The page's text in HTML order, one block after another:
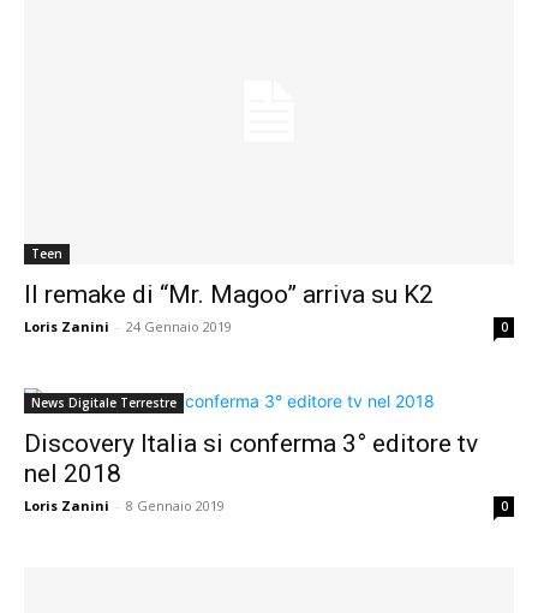
Teen
Il remake di “Mr. Magoo” arriva su K2
Loris Zanini - 24 Gennaio 2019 0
News Digitale Terrestre
Discovery Italia si conferma 3° editore tv
nel 2018
Loris Zanini - 8 Gennaio 2019 0